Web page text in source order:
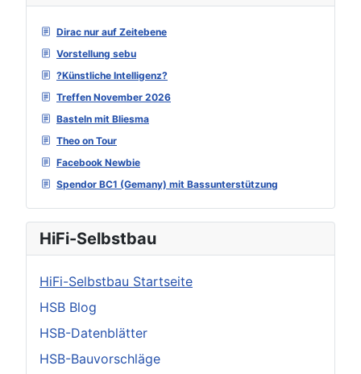
Dirac nur auf Zeitebene
Vorstellung sebu
?Künstliche Intelligenz?
Treffen November 2026
Basteln mit Bliesma
Theo on Tour
Facebook Newbie
Spendor BC1 (Gemany) mit Bassunterstützung
HiFi-Selbstbau
HiFi-Selbstbau Startseite
HSB Blog
HSB-Datenblätter
HSB-Bauvorschläge